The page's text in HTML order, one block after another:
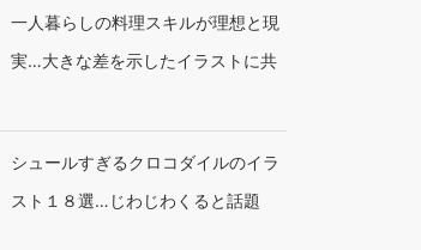
一人暮らしの料理スキルが理想と現
実…大きな差を示したイラストに共
シュールすぎるクロコダイルのイラ
スト１８選…じわじわくると話題